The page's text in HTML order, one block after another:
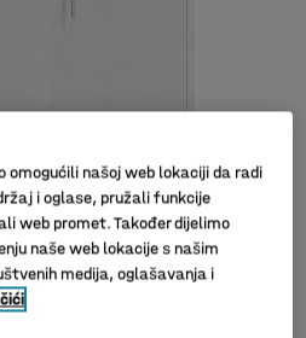
omogućili našoj web lokaciji da radi
i oglase, pružali funkcije
web promet. Također dijelimo
naše web lokacije s našim
medija, oglašavanja i